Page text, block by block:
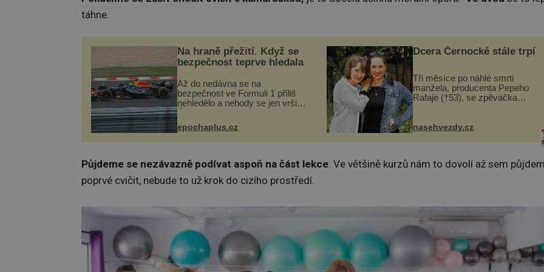
táhne.
Na hraně přežití. Když se
bezpečnost teprve hledala
Až do nedávna se na
bezpečnost ve Formuli 1 příliš
nehledělo a nehody se jen vršily.
kůži, často s trvalými následky
nebo bohužel i ztrátou života.
Dnes nepochopiteln...
epochaplus.cz
Dcera Černocké stále trpí
Tři měsíce po náhlé smrti
manžela, producenta Pepeho
Rafaje (†53), se zpěvačka
ozvala veřejnosti. Na sociální
nasehvezdy.cz
Půjdeme se nezávazně podívat aspoň na část lekce . Ve většině kurzů nám to dovolí až sem
poprvé cvičit, nebude to už krok do cizího prostředí.